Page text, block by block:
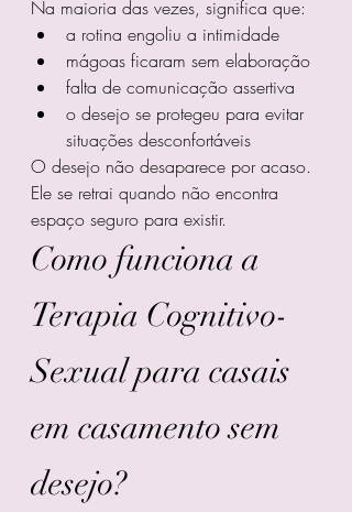
Na maioria das vezes, significa que:
a rotina engoliu a intimidade
mágoas ficaram sem elaboração
falta de comunicação assertiva
o desejo se protegeu para evitar
situações desconfortáveis
O desejo não desaparece por acaso.
Ele se retrai quando não encontra
espaço seguro para existir.
Como funciona a
Terapia Cognitivo-
Sexual para casais
em casamento sem
desejo?